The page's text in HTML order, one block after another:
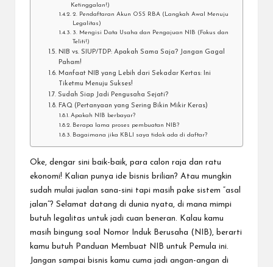
Ketinggalan!)
2. Pendaftaran Akun OSS RBA (Langkah Awal Menuju
Legalitas)
3. Mengisi Data Usaha dan Pengajuan NIB (Fokus dan
Teliti!)
NIB vs. SIUP/TDP: Apakah Sama Saja? Jangan Gagal
Paham!
Manfaat NIB yang Lebih dari Sekadar Kertas: Ini
Tiketmu Menuju Sukses!
Sudah Siap Jadi Pengusaha Sejati?
FAQ (Pertanyaan yang Sering Bikin Mikir Keras)
Apakah NIB berbayar?
Berapa lama proses pembuatan NIB?
Bagaimana jika KBLI saya tidak ada di daftar?
Oke, dengar sini baik-baik, para calon raja dan ratu
ekonomi! Kalian punya ide bisnis brilian? Atau mungkin
sudah mulai jualan sana-sini tapi masih pake sistem “asal
jalan”? Selamat datang di dunia nyata, di mana mimpi
butuh legalitas untuk jadi cuan beneran. Kalau kamu
masih bingung soal Nomor Induk Berusaha (NIB), berarti
kamu butuh
Panduan Membuat NIB untuk Pemula ini.
Jangan sampai bisnis kamu cuma jadi angan-angan di